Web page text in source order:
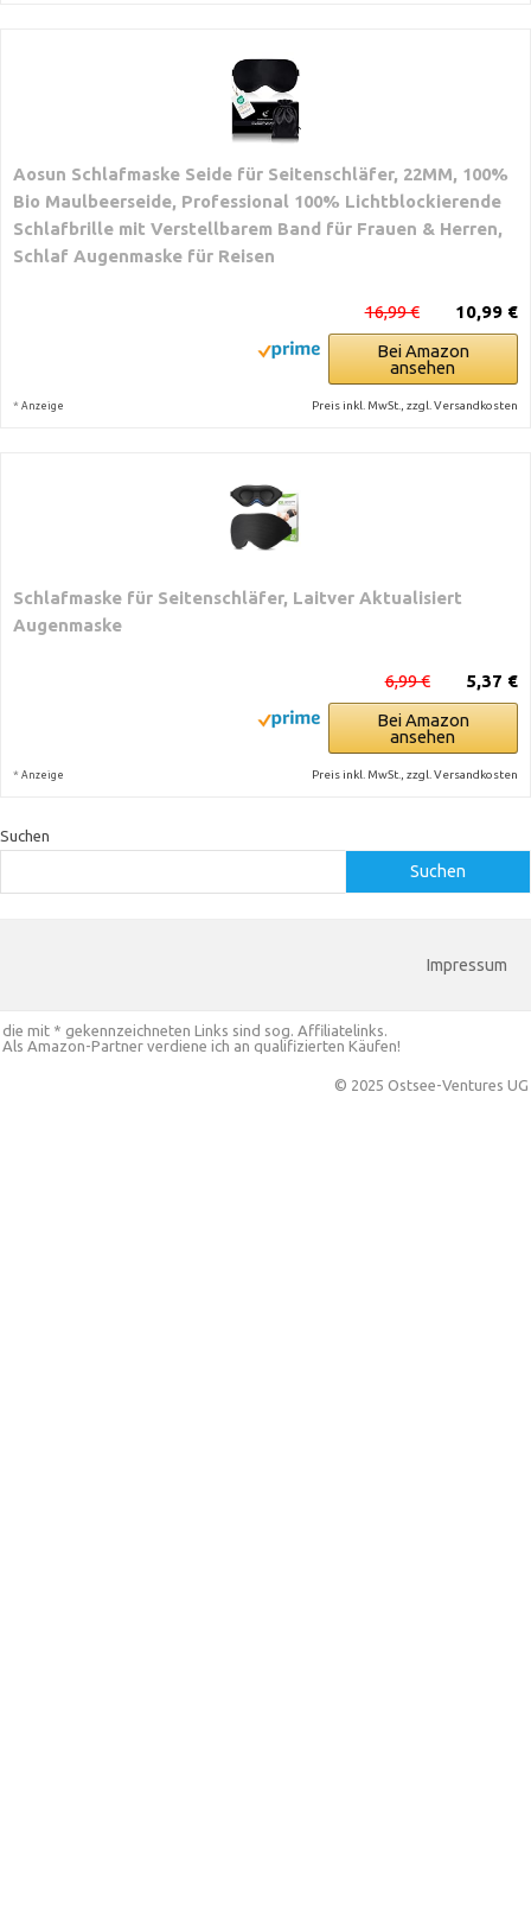
Aosun Schlafmaske Seide für Seitenschläfer, 22MM, 100%
Bio Maulbeerseide, Professional 100% Lichtblockierende
Schlafbrille mit Verstellbarem Band für Frauen & Herren,
Schlaf Augenmaske für Reisen
10,99 €
16,99 €
Bei Amazon
ansehen
* Anzeige Preis inkl. MwSt., zzgl. Versandkosten
Schlafmaske für Seitenschläfer, Laitver Aktualisiert
Augenmaske
5,37 €
6,99 €
Bei Amazon
ansehen
* Anzeige Preis inkl. MwSt., zzgl. Versandkosten
Suchen
Suchen
Impressum
die mit * gekennzeichneten Links sind sog. Affiliatelinks.
Als Amazon-Partner verdiene ich an qualifizierten Käufen!
© 2025 Ostsee-Ventures UG